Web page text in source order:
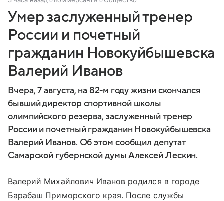
Умер заслуженный тренер
России и почетный
гражданин Новокуйбышевска
Валерий Иванов
Вчера, 7 августа, на 82-м году жизни скончался
бывший директор спортивной школы
олимпийского резерва, заслуженный тренер
России и почетный гражданин Новокуйбышевска
Валерий Иванов. Об этом сообщил депутат
Самарской губернской думы Алексей Лескин.
Валерий Михайлович Иванов родился в городе
Барабаш Приморского края. После службы